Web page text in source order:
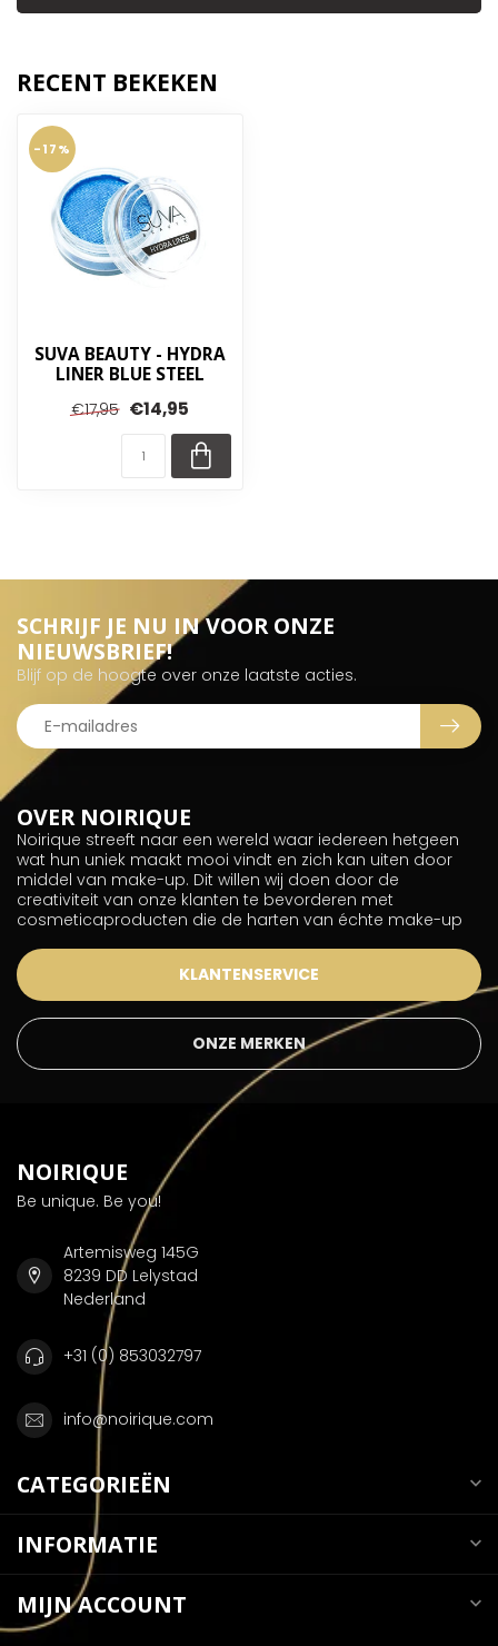
RECENT BEKEKEN
-17%
SUVA BEAUTY - HYDRA
LINER BLUE STEEL
€17,95 €14,95
OVER NOIRIQUE
Noirique streeft naar een wereld waar iedereen hetgeen
wat hun uniek maakt mooi vindt en zich kan uiten door
middel van make-up. Dit willen wij doen door de
creativiteit van onze klanten te bevorderen met
cosmeticaproducten die de harten van échte make-up
KLANTENSERVICE
ONZE MERKEN
SCHRIJF JE NU IN VOOR ONZE
NIEUWSBRIEF!
Blijf op de hoogte over onze laatste acties.
NOIRIQUE
Be unique. Be you!
Artemisweg 145G
8239 DD Lelystad
Nederland
+31 (0) 853032797
info@noirique.com
CATEGORIEËN
INFORMATIE
MIJN ACCOUNT